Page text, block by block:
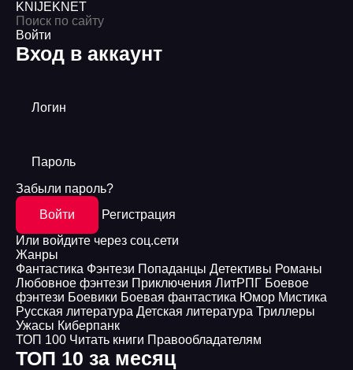
KNIJEKNET
Войти
Вход в аккаунт
Логин
Пароль
Забыли пароль?
Войти
Регистрация
Или войдите через соц.сети
Жанры
Фантастика Фэнтези Попаданцы Детективы Романы
Любовное фэнтези Приключения ЛитРПГ Боевое
фэнтези Боевики Боевая фантастика Юмор Мистика
Русская литература Детская литература Триллеры
Ужасы Киберпанк
ТОП 100 Читать книги Правообладателям
ТОП 10 за месяц